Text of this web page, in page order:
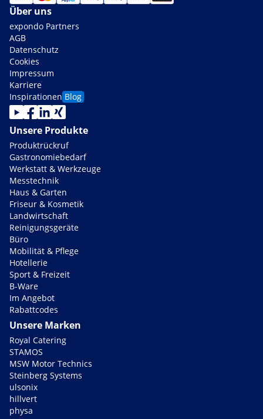
Über uns
expondo Partners
AGB
Datenschutz
Cookies
Impressum
Karriere
Inspirationen Blog
Unsere Produkte
Produktrückruf
Gastronomiebedarf
Werkstatt & Werkzeuge
Messtechnik
Haus & Garten
Friseur & Kosmetik
Landwirtschaft
Reinigungsgeräte
Büro
Mobilität & Pflege
Hotellerie
Sport & Freizeit
B-Ware
Im Angebot
Rabattcodes
Unsere Marken
Royal Catering
STAMOS
MSW Motor Technics
Steinberg Systems
ulsonix
hillvert
physa